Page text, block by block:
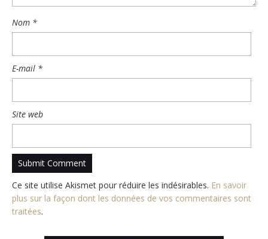
Nom *
E-mail *
Site web
Ce site utilise Akismet pour réduire les indésirables. En savoir
plus sur la façon dont les données de vos commentaires sont
traitées.